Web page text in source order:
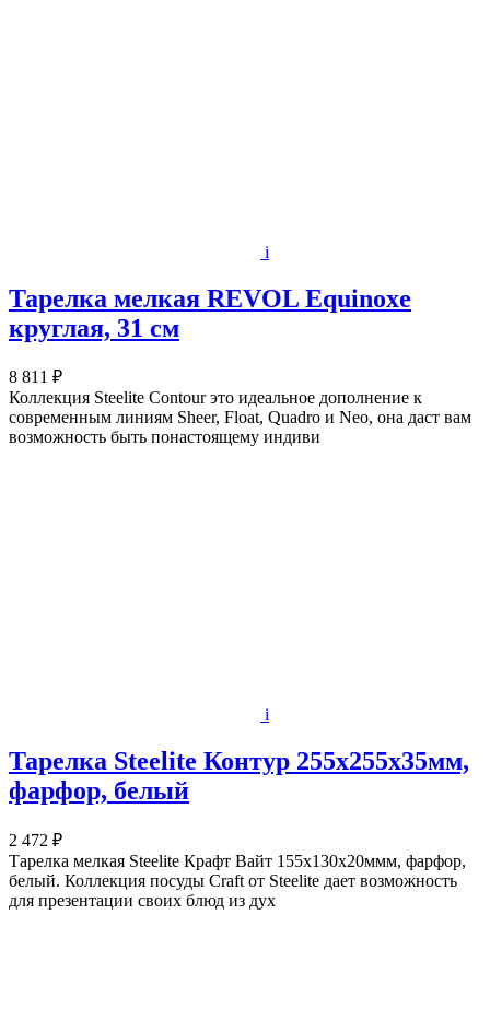
i
Тарелка мелкая REVOL Equinoxe
круглая, 31 см
8 811 ₽
Коллекция Steelite Contour это идеальное дополнение к
современным линиям Sheer, Float, Quadro и Neo, она даст вам
возможность быть понастоящему индиви
i
Тарелка Steelite Контур 255х255х35мм,
фарфор, белый
2 472 ₽
Тарелка мелкая Steelite Крафт Вайт 155х130х20ммм, фарфор,
белый. Коллекция посуды Craft от Steelite дает возможность
для презентации своих блюд из дух